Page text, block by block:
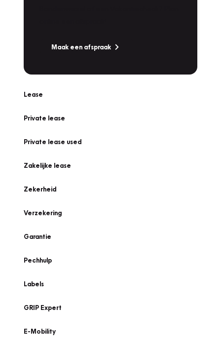
Maak een afspraak
Lease
Private lease
Private lease used
Zakelijke lease
Zekerheid
Verzekering
Garantie
Pechhulp
Labels
GRIP Expert
E-Mobility